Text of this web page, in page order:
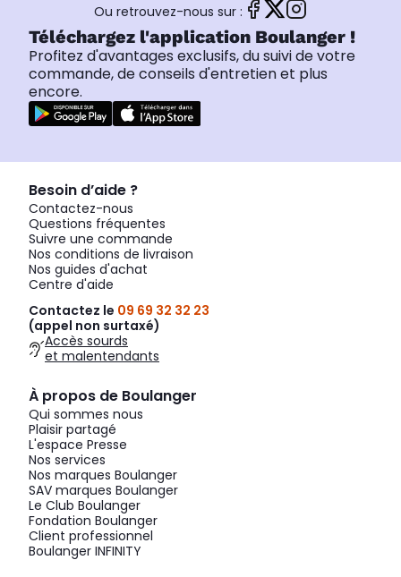
Ou retrouvez-nous sur :
Téléchargez l'application Boulanger !
Profitez d'avantages exclusifs, du suivi de votre
commande, de conseils d'entretien et plus
encore.
Besoin d’aide ?
Contactez-nous
Questions fréquentes
Suivre une commande
Nos conditions de livraison
Nos guides d'achat
Centre d'aide
Contactez le 09 69 32 32 23
(appel non surtaxé)
Accès sourds
et malentendants
À propos de Boulanger
Qui sommes nous
Plaisir partagé
L'espace Presse
Nos services
Nos marques Boulanger
SAV marques Boulanger
Le Club Boulanger
Fondation Boulanger
Client professionnel
Boulanger INFINITY